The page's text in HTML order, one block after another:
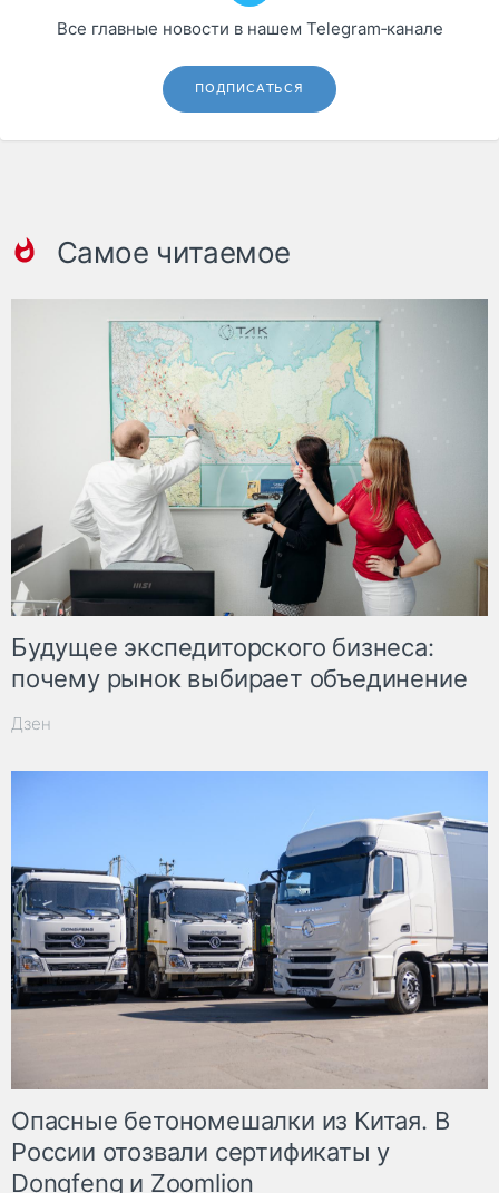
Спецтехника
Автосервис,
запчасти, шины
Дзен
Все главные новости в нашем Telegram‑канале
ПОДПИСАТЬСЯ
Самое читаемое
Будущее экспедиторского бизнеса:
почему рынок выбирает объединение
Дзен
Опасные бетономешалки из Китая. В
России отозвали сертификаты у
Dongfeng и Zoomlion